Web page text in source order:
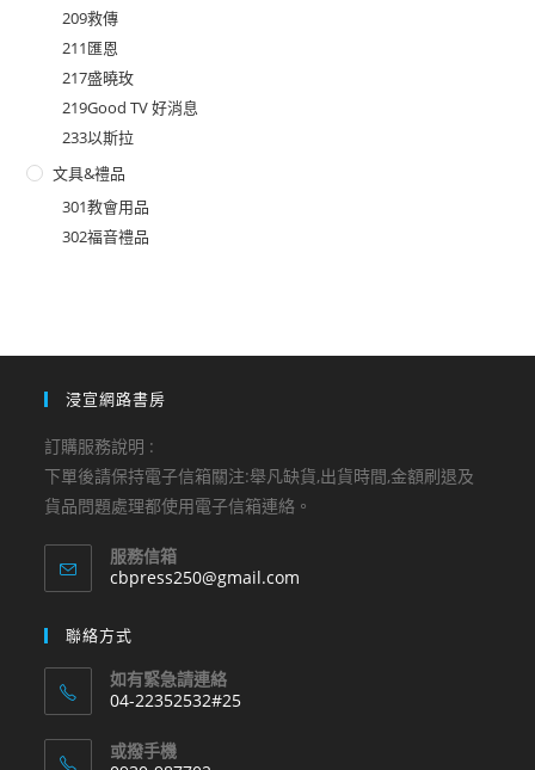
209救傳
211匯恩
217盛曉玫
219Good TV 好消息
233以斯拉
文具&禮品
301教會用品
302福音禮品
浸宣網路書房
訂購服務說明 :
下單後請保持電子信箱關注:舉凡缺貨,出貨時間,金額刷退及
貨品問題處理都使用電子信箱連絡。
服務信箱
cbpress250@gmail.com
聯絡方式
如有緊急請連絡
04-22352532#25
in
或撥手機